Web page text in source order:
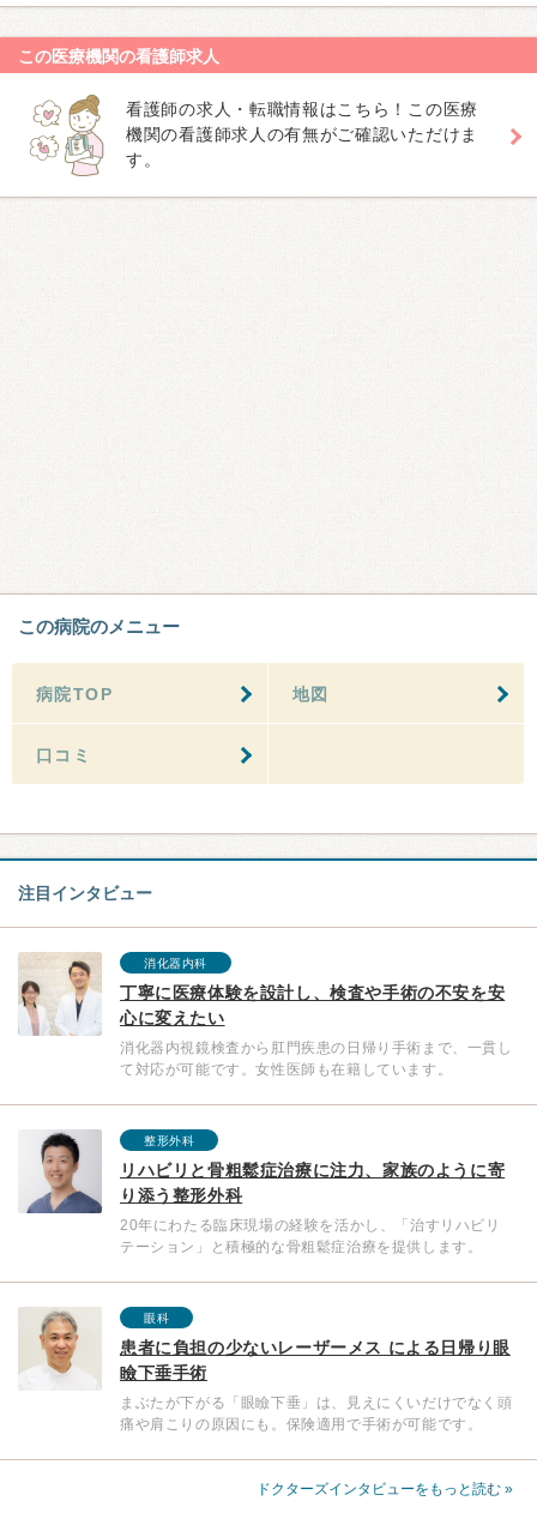
この医療機関の看護師求人
看護師の求人・転職情報はこちら！この医療
機関の看護師求人の有無がご確認いただけま
す。
この病院のメニュー
病院TOP 地図
口コミ
注目インタビュー
消化器内科
丁寧に医療体験を設計し、検査や手術の不安を安
心に変えたい
消化器内視鏡検査から肛門疾患の日帰り手術まで、一貫し
て対応が可能です。女性医師も在籍しています。
整形外科
リハビリと骨粗鬆症治療に注力、家族のように寄
り添う整形外科
20年にわたる臨床現場の経験を活かし、「治すリハビリ
テーション」と積極的な骨粗鬆症治療を提供します。
眼科
患者に負担の少ないレーザーメス による日帰り眼
瞼下垂手術
まぶたが下がる「眼瞼下垂」は、見えにくいだけでなく頭
痛や肩こりの原因にも。保険適用で手術が可能です。
ドクターズインタビューをもっと読む »